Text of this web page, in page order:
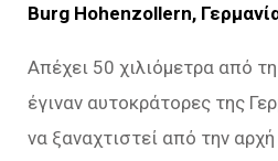
Burg Hohenzollern,
Απέχει 50 χιλιόμετρα από
έγιναν αυτοκράτορες της
να ξαναχτιστεί από την